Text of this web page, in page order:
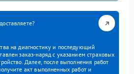
на диагностику и последующий
заказ-наряд с указанием страховых
Далее, после выполнения работ
акт выполненных работ и